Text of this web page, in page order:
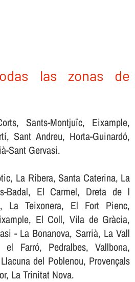
las zonas de
Sants-Montjuïc, Eixample,
Sant Andreu, Horta-Guinardó,
Sant Gervasi.
La Ribera, Santa Caterina, La
Badal, El Carmel, Dreta de l
La Teixonera, El Fort Pienc,
El Coll, Vila de Gràcia,
- La Bonanova, Sarrià, La Vall
Farró, Pedralbes, Vallbona,
del Poblenou, Provençals
La Trinitat Nova.